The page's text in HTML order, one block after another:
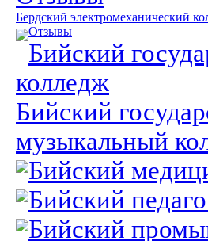
Бердский электромеханический
Отзывы
Бийский
колледж
Бийский
музыкальный
Бийский
Бийский
Бийский